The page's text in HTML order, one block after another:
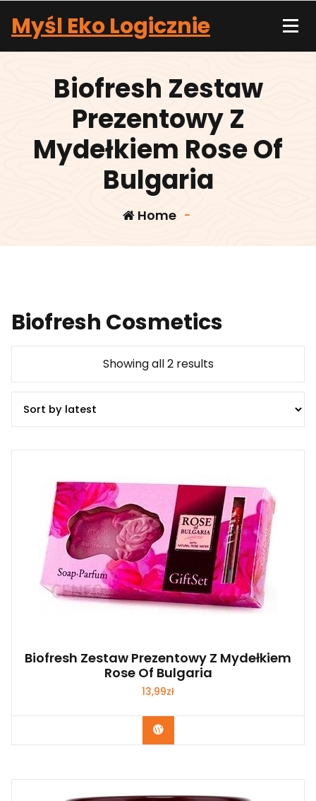
content
Myśl Eko Logicznie
Biofresh Zestaw
Prezentowy Z
Mydełkiem Rose Of
Bulgaria
Home -
Biofresh Cosmetics
Showing all 2 results
Biofresh Zestaw Prezentowy Z Mydełkiem
Rose Of Bulgaria
13,99zł
Zobacz